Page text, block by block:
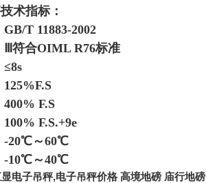
术指标：
T 11883-2002
Ⅲ符合OIML R76标准
≤8s
F.S
F.S.+9e
-20℃～60℃
-10℃～40℃
电子吊秤,电子吊秤价格 高境地磅 庙行地磅